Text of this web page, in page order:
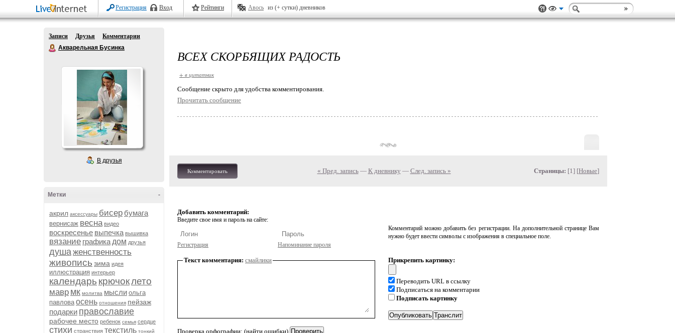
Регистрация Вход Рейтинги Авось из (+ сутки) дневников
Записи Друзья
Комментарии
Акварельная Бусинка
В друзья
-
Метки
акрил аксессуары бисер бумага
вернисаж весна видео
воскресенье выпечка вышивка
вязание графика дом друзья
душаженственность
живопись зима идея
иллюстрация интерьер
календарь крючоклето
мавр мк молитва мысли ольга
павлова осень отношения пейзаж
подарки православие
рабочее место ребенок семья сердце
стихи странствия текстиль тонкий
ВСЕХ СКОРБЯЩИХ РАДОСТЬ
+ в цитатник
Cообщение скрыто для удобства комментирования.
Прочитать сообщение
Комментировать « Пред. запись— К дневнику — След. запись » Страницы: [1] [Новые]
Добавить комментарий:
Введите свое имя и пароль на сайте:
Регистрация Напоминание пароля
Комментарий можно добавить без регистрации. На дополнительной странице Вам
нужно будет ввести символы с изображения в специальное поле.
Текст комментария: смайлики
Проверка орфографии: (найти ошибки)
Прикрепить картинку:
Переводить URL в ссылку
Подписаться на комментарии
Подписать картинку